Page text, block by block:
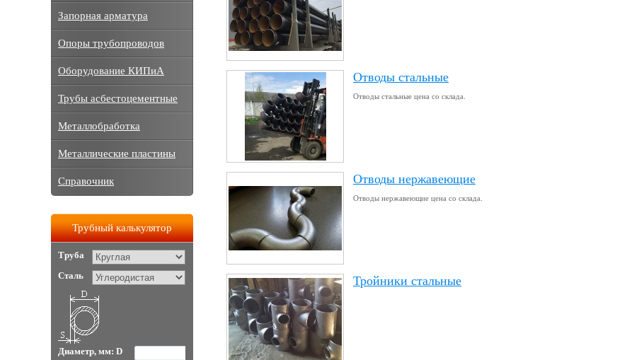
Отводы стальные
Отводы стальные цена со склада.
Отводы нержавеющие
Отводы нержавеющие цена со склада.
Тройники стальные
Запорная арматура
Опоры трубопроводов
Оборудование КИПиА
Трубы асбестоцементные
Металлобработка
Металлические пластины
Справочник
Трубный калькулятор
Труба
Сталь
Диаметр, мм: D